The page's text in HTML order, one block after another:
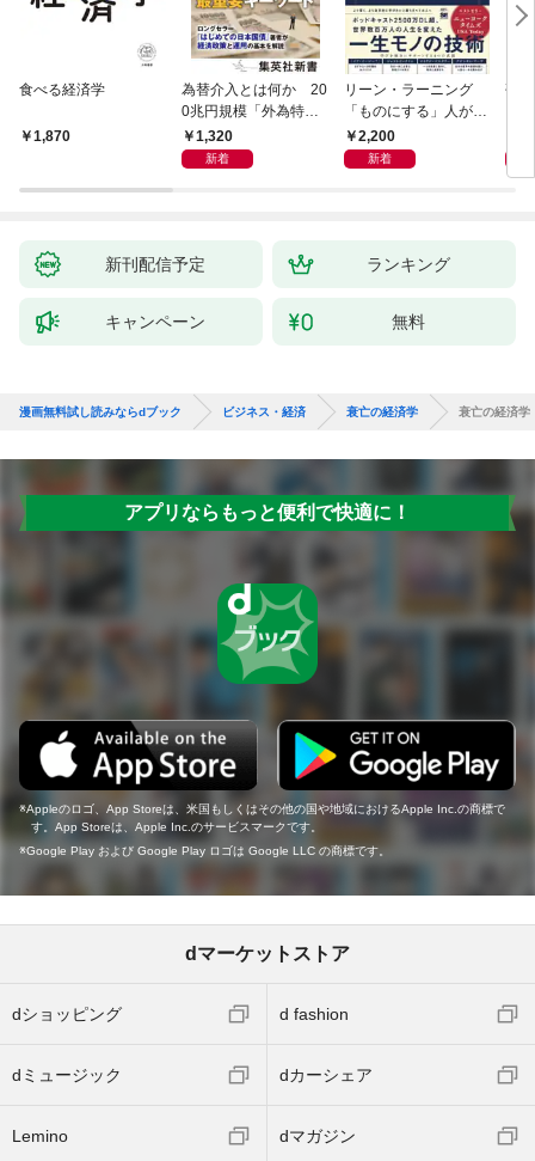
食べる経済学
1,870
為替介入とは何か 20
0兆円規模「外為特
会」が生まれた謎
1,320
新着
リーン・ラーニング
「ものにする」人が自
然とやっている 最小の
インプットで最大の成
2,200
新着
研
新刊配信予定 ランキング
キャンペーン 無料
漫画無料試し読みならdブック ビジネス・経済 衰亡の経済学 衰亡の経済学
アプリならもっと便利で快適に！
Appleのロゴ、App Storeは、米国もしくはその他の国や地域におけるApple Inc.の商標で
す。App Storeは、Apple Inc.のサービスマークです。
Google Play および Google Play ロゴは Google LLC の商標です。
dマーケットストア
dショッピング d fashion
dミュージック dカーシェア
Lemino dマガジン